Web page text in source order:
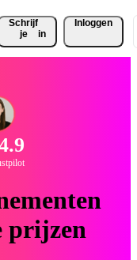
Schrijf
je
in
Inloggen
prijzen